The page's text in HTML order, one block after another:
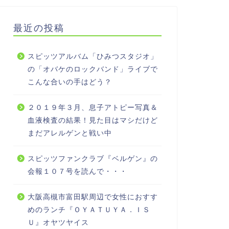
最近の投稿
スピッツアルバム「ひみつスタジオ」
の「オバケのロックバンド」ライブで
こんな合いの手はどう？
２０１９年３月、息子アトピー写真＆
血液検査の結果！見た目はマシだけど
まだアレルゲンと戦い中
スピッツファンクラブ『ベルゲン』の
会報１０７号を読んで・・・
大阪高槻市富田駅周辺で女性におすす
めのランチ『ＯＹＡＴＵＹＡ．ＩＳ
Ｕ』オヤツヤイス